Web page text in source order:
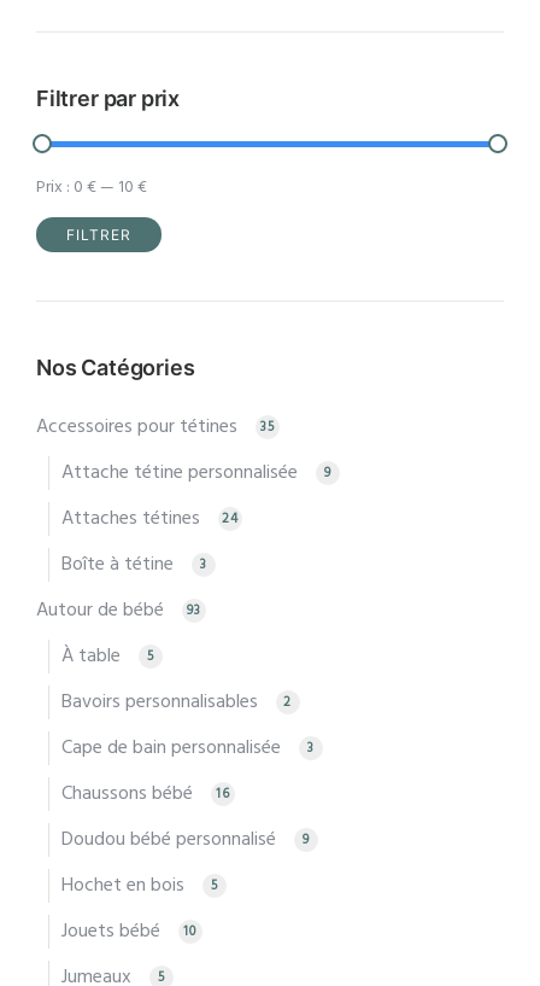
la
du
produit
Filtrer par prix
min
max
FILTRER
Prix : 0 €— 10 €
Nos Catégories
Accessoires pour tétines 35
Attache tétine personnalisée 9
Attaches tétines 24
Boîte à tétine 3
Autour de bébé 93
À table 5
Bavoirs personnalisables 2
Cape de bain personnalisée 3
Chaussons bébé 16
Doudou bébé personnalisé 9
Hochet en bois 5
Jouets bébé 10
Jumeaux 5